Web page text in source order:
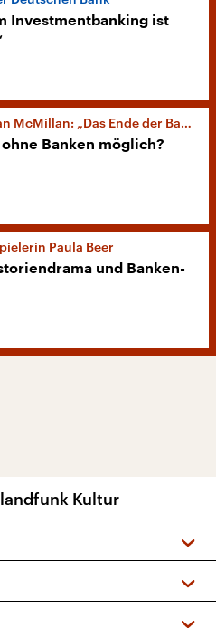
Investmentbanking ist
McMillan: „Das Ende der Banken“
ohne Banken möglich?
Paula Beer
und Banken-
Kultur